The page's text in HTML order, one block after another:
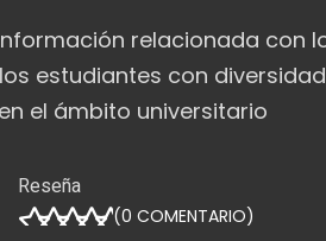
relacionada con
estudiantes con
el ámbito universitario
Reseña
(0 COMENTARIO)